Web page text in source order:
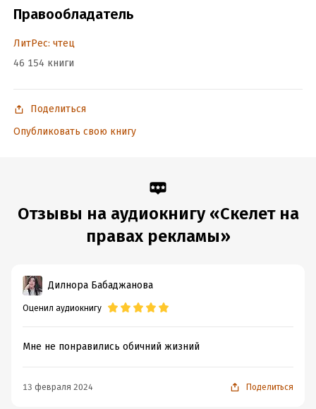
Правообладатель
ЛитРес: чтец
46 154 книги
Поделиться
Опубликовать свою книгу
Отзывы на аудиокнигу «Скелет на
правах рекламы»
Дилнора Бабаджанова
Оценил аудиокнигу
Мне не понравились обичний жизний
13 февраля 2024 Поделиться